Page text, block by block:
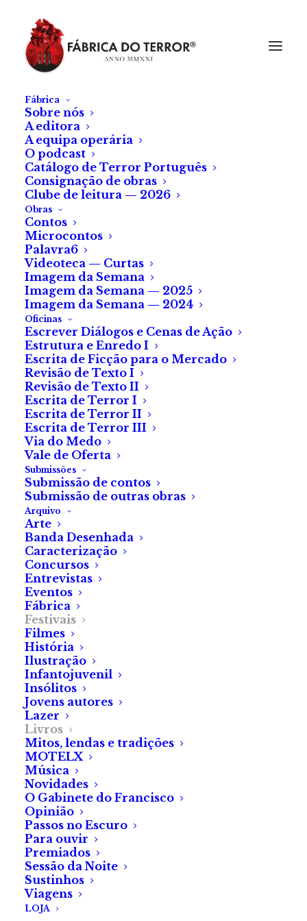
Fábrica
Sobre nós
A editora
A equipa operária
O podcast
Catálogo de Terror Português
Consignação de obras
Clube de leitura — 2026
Obras
Contos
Microcontos
Palavra6
Videoteca — Curtas
Imagem da Semana
Imagem da Semana — 2025
Imagem da Semana — 2024
Oficinas
Escrever Diálogos e Cenas de Ação
Estrutura e Enredo I
Escrita de Ficção para o Mercado
Revisão de Texto I
Revisão de Texto II
Escrita de Terror I
Escrita de Terror II
Escrita de Terror III
Via do Medo
Vale de Oferta
Submissões
Submissão de contos
Submissão de outras obras
Arquivo
Arte
Banda Desenhada
Caracterização
Concursos
Entrevistas
Eventos
Fábrica
Festivais
Filmes
História
Ilustração
Infantojuvenil
Insólitos
Jovens autores
Lazer
Livros
Mitos, lendas e tradições
MOTELX
Música
Novidades
O Gabinete do Francisco
Opinião
Passos no Escuro
Para ouvir
Premiados
Sessão da Noite
Sustinhos
Viagens
LOJA
Sobre a apresentação
doSangue Novo — Uma
Antologia
Fantasporto
«Não são apenas
nomes numa ficha
técnica. São amigos na
escrita e na vida. Uma
pequena comunidade
de terror com um
imenso potencial de
expansão.»
De Pedro Lucas Martins
Ao começar este artigo sobre
a apresentação do livro
Sangue Novo
Internacional de Cinema
Fantástico do Porto, não
posso deixar de pensar no